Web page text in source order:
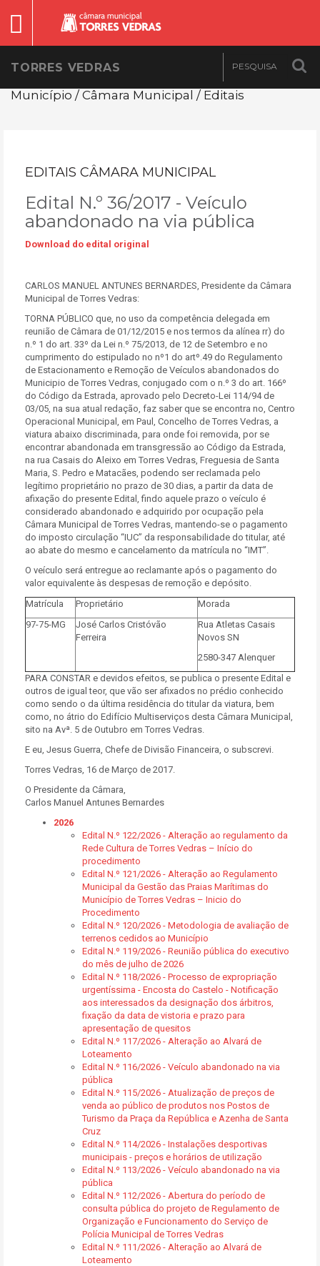
TORRES VEDRAS
Município / Câmara Municipal / Editais
EDITAIS CÂMARA MUNICIPAL
Edital N.º 36/2017 - Veículo
abandonado na via pública
Download do edital original
CARLOS MANUEL ANTUNES BERNARDES, Presidente da Câmara
Municipal de Torres Vedras:
TORNA PÚBLICO que, no uso da competência delegada em
reunião de Câmara de 01/12/2015 e nos termos da alínea rr) do
n.º 1 do art. 33º da Lei n.º 75/2013, de 12 de Setembro e no
cumprimento do estipulado no nº1 do artº.49 do Regulamento
de Estacionamento e Remoção de Veículos abandonados do
Municipio de Torres Vedras, conjugado com o n.º 3 do art. 166º
do Código da Estrada, aprovado pelo Decreto-Lei 114/94 de
03/05, na sua atual redação, faz saber que se encontra no, Centro
Operacional Municipal, em Paul, Concelho de Torres Vedras, a
viatura abaixo discriminada, para onde foi removida, por se
encontrar abandonada em transgressão ao Código da Estrada,
na rua Casais do Aleixo em Torres Vedras, Freguesia de Santa
Maria, S. Pedro e Matacães, podendo ser reclamada pelo
legítimo proprietário no prazo de 30 dias, a partir da data de
afixação do presente Edital, findo aquele prazo o veículo é
considerado abandonado e adquirido por ocupação pela
Câmara Municipal de Torres Vedras, mantendo-se o pagamento
do imposto circulação “IUC” da responsabilidade do titular, até
ao abate do mesmo e cancelamento da matrícula no “IMT”.
O veículo será entregue ao reclamante após o pagamento do
valor equivalente às despesas de remoção e depósito.
Matrícula
Proprietário
Morada
97-75-MG
José Carlos Cristóvão
Ferreira
Rua Atletas Casais
Novos SN
2580-347 Alenquer
PARA CONSTAR e devidos efeitos, se publica o presente Edital e
outros de igual teor, que vão ser afixados no prédio conhecido
como sendo o da última residência do titular da viatura, bem
como, no átrio do Edifício Multiserviços desta Câmara Municipal,
sito na Avª. 5 de Outubro em Torres Vedras.
E eu, Jesus Guerra, Chefe de Divisão Financeira, o subscrevi.
Torres Vedras, 16 de Março de 2017.
O Presidente da Câmara,
Carlos Manuel Antunes Bernardes
2026
Edital N.º 122/2026 - Alteração ao regulamento da
Rede Cultura de Torres Vedras – Início do
procedimento
Edital N.º 121/2026 - Alteração ao Regulamento
Municipal da Gestão das Praias Marítimas do
Município de Torres Vedras – Inicio do
Procedimento
Edital N.º 120/2026 - Metodologia de avaliação de
terrenos cedidos ao Município
Edital N.º 119/2026 - Reunião pública do executivo
do mês de julho de 2026
Edital N.º 118/2026 - Processo de expropriação
urgentíssima - Encosta do Castelo - Notificação
aos interessados da designação dos árbitros,
fixação da data de vistoria e prazo para
apresentação de quesitos
Edital N.º 117/2026 - Alteração ao Alvará de
Loteamento
Edital N.º 116/2026 - Veículo abandonado na via
pública
Edital N.º 115/2026 - Atualização de preços de
venda ao público de produtos nos Postos de
Turismo da Praça da República e Azenha de Santa
Cruz
Edital N.º 114/2026 - Instalações desportivas
municipais - preços e horários de utilização
Edital N.º 113/2026 - Veículo abandonado na via
pública
Edital N.º 112/2026 - Abertura do período de
consulta pública do projeto de Regulamento de
Organização e Funcionamento do Serviço de
Polícia Municipal de Torres Vedras
Edital N.º 111/2026 - Alteração ao Alvará de
Loteamento